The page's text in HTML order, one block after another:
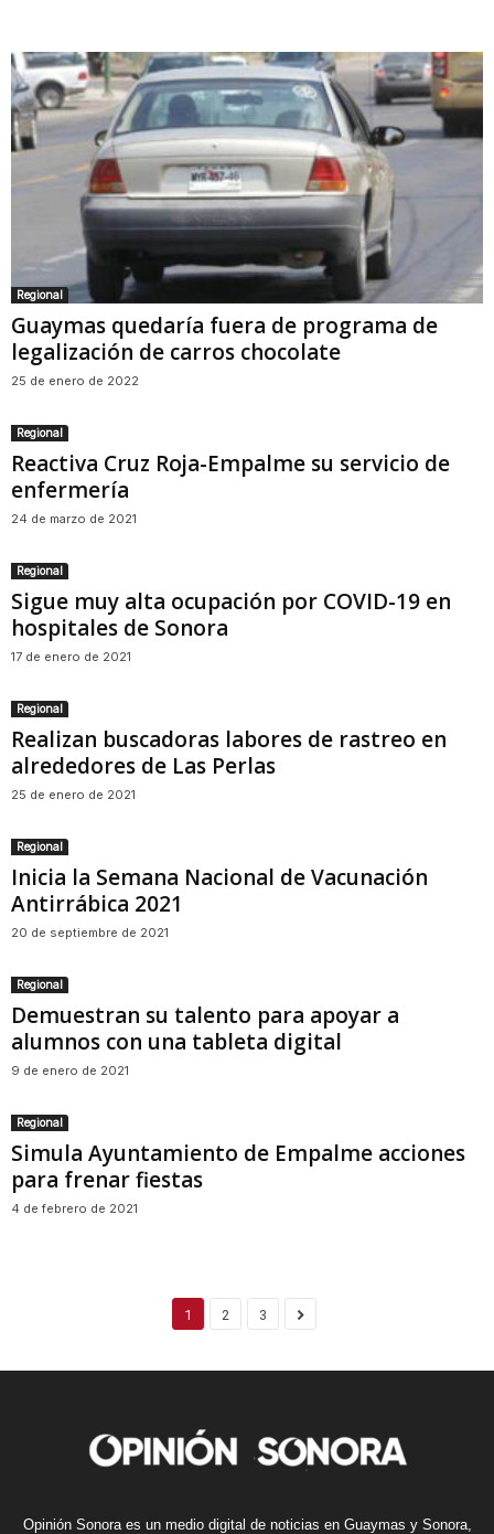
Regional
Guaymas quedaría fuera de programa de
legalización de carros chocolate
25 de enero de 2022
Regional
Reactiva Cruz Roja-Empalme su servicio de
enfermería
24 de marzo de 2021
Regional
Sigue muy alta ocupación por COVID-19 en
hospitales de Sonora
17 de enero de 2021
Regional
Realizan buscadoras labores de rastreo en
alrededores de Las Perlas
25 de enero de 2021
Regional
Inicia la Semana Nacional de Vacunación
Antirrábica 2021
20 de septiembre de 2021
Regional
Demuestran su talento para apoyar a
alumnos con una tableta digital
9 de enero de 2021
Regional
Simula Ayuntamiento de Empalme acciones
para frenar fiestas
4 de febrero de 2021
1 2 3
Opinión Sonora es un medio digital de noticias en Guaymas y Sonora,